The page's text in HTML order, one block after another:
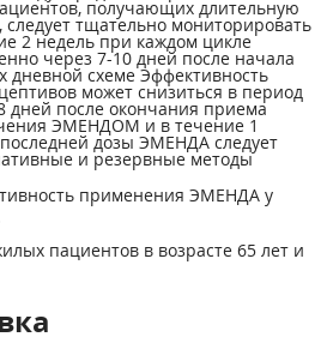
получающих длительную
тщательно мониторировать
2 недель при каждом цикле
через 7-10 дней после начала
схеме Эффективность
может снизиться в период
дней после окончания приема
ЭМЕНДОМ и в течение 1
дозы ЭМЕНДА следует
и резервные методы
применения ЭМЕНДА у
пациентов в возрасте 65 лет и